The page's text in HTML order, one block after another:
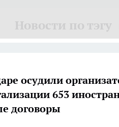
осудили
653
договоры